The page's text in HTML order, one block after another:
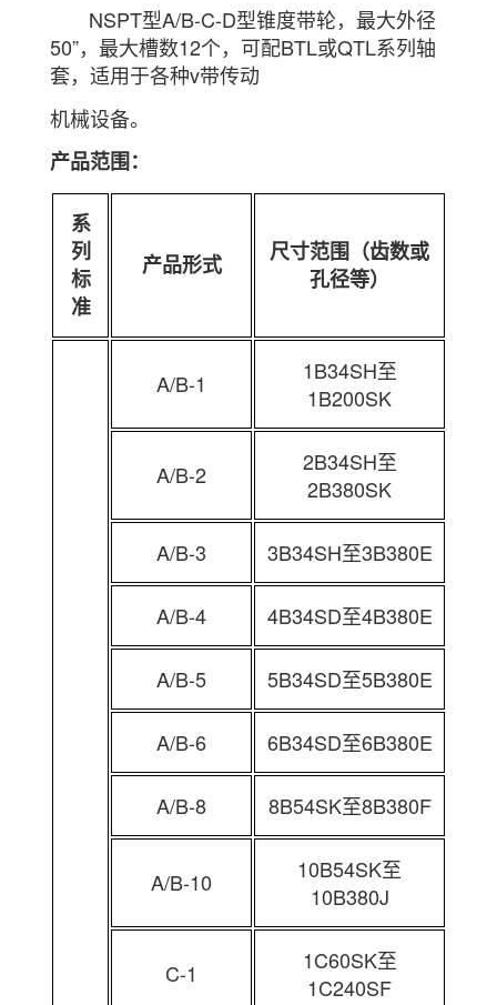
NSPT型A/B-C-D型锥度带轮，最大外径
50”，最大槽数12个，可配BTL或QTL系列轴
套，适用于各种v带传动
机械设备。
产品范围：
系
列
标
准
产品形式
尺寸范围（齿数或
孔径等）
A/B-1
1B34SH至
1B200SK
A/B-2
2B34SH至
2B380SK
A/B-3 3B34SH至3B380E
A/B-4 4B34SD至4B380E
A/B-5 5B34SD至5B380E
A/B-6 6B34SD至6B380E
A/B-8 8B54SK至8B380F
A/B-10
10B54SK至
10B380J
C-1
1C60SK至
1C240SF